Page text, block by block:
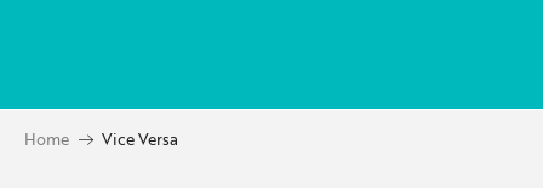
principal
Home Vice Versa